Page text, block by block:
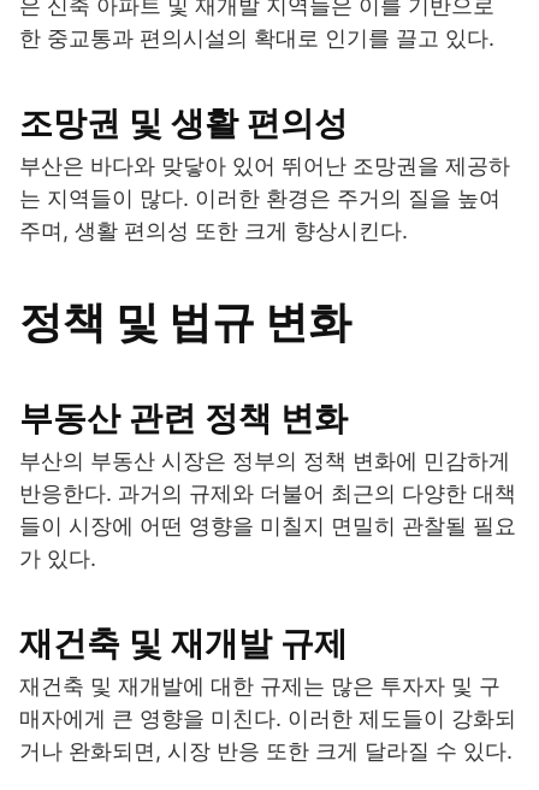
은 신축 아파트 및 재개발 지역들은 이를 기반으로
한 중교통과 편의시설의 확대로 인기를 끌고 있다.
조망권 및 생활 편의성
부산은 바다와 맞닿아 있어 뛰어난 조망권을 제공하
는 지역들이 많다. 이러한 환경은 주거의 질을 높여
주며, 생활 편의성 또한 크게 향상시킨다.
정책 및 법규 변화
부동산 관련 정책 변화
부산의 부동산 시장은 정부의 정책 변화에 민감하게
반응한다. 과거의 규제와 더불어 최근의 다양한 대책
들이 시장에 어떤 영향을 미칠지 면밀히 관찰될 필요
가 있다.
재건축 및 재개발 규제
재건축 및 재개발에 대한 규제는 많은 투자자 및 구
매자에게 큰 영향을 미친다. 이러한 제도들이 강화되
거나 완화되면, 시장 반응 또한 크게 달라질 수 있다.